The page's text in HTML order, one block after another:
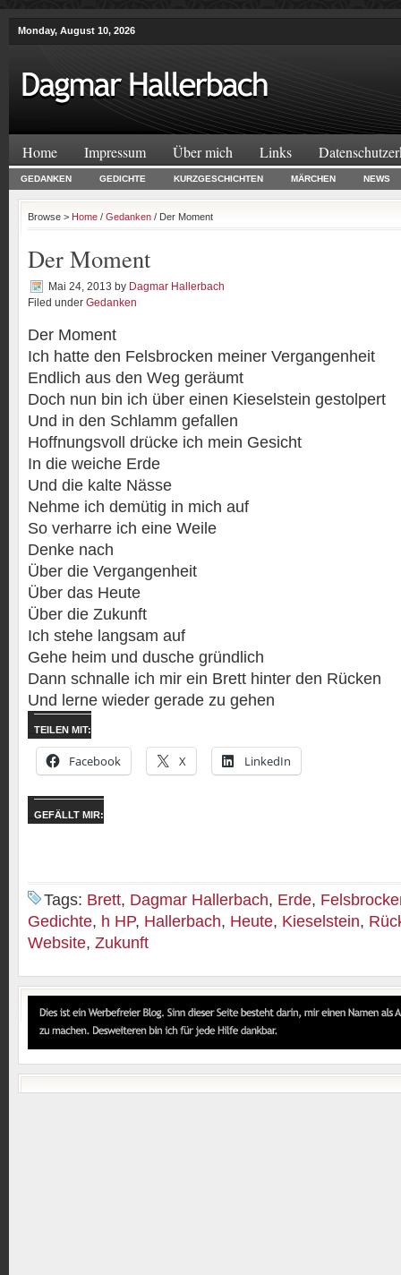
Monday, August 10, 2026
Home Impressum Über mich Links
GEDANKEN GEDICHTE KURZGESCHICHTEN MÄRCHEN NEWS
Browse > Home / Gedanken / Der Moment
Der Moment
Mai 24, 2013 by Dagmar Hallerbach
Filed under Gedanken
Der Moment
Ich hatte den Felsbrocken meiner Vergangenheit
Endlich aus den Weg geräumt
Doch nun bin ich über einen Kieselstein gestolpert
Und in den Schlamm gefallen
Hoffnungsvoll drücke ich mein Gesicht
In die weiche Erde
Und die kalte Nässe
Nehme ich demütig in mich auf
So verharre ich eine Weile
Denke nach
Über die Vergangenheit
Über das Heute
Über die Zukunft
Ich stehe langsam auf
Gehe heim und dusche gründlich
Dann schnalle ich mir ein Brett hinter den Rücken
Und lerne wieder gerade zu gehen
TEILEN MIT:
Facebook X LinkedIn
GEFÄLLT MIR:
Tags: Brett, Dagmar Hallerbach, Erde,
Gedichte, h HP, Hallerbach, Heute, Kieselstein,
Website, Zukunft